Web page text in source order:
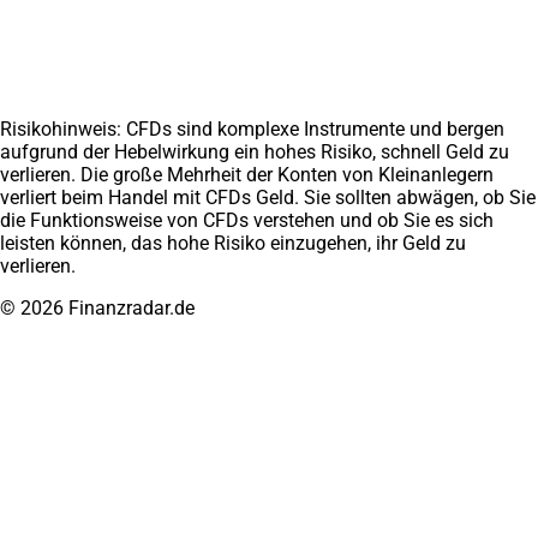
Risikohinweis: CFDs sind komplexe Instrumente und bergen
aufgrund der Hebelwirkung ein hohes Risiko, schnell Geld zu
verlieren. Die große Mehrheit der Konten von Kleinanlegern
verliert beim Handel mit CFDs Geld. Sie sollten abwägen, ob Sie
die Funktionsweise von CFDs verstehen und ob Sie es sich
leisten können, das hohe Risiko einzugehen, ihr Geld zu
verlieren.
© 2026 Finanzradar.de